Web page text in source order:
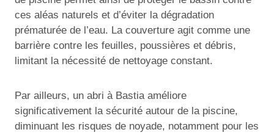
ces aléas naturels et d’éviter la dégradation
prématurée de l’eau. La couverture agit comme une
barrière contre les feuilles, poussières et débris,
limitant la nécessité de nettoyage constant.
Par ailleurs, un abri à Bastia améliore
significativement la sécurité autour de la piscine,
diminuant les risques de noyade, notamment pour les